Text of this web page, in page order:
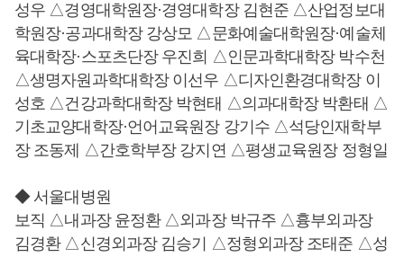
성우 △경영대학원장·경영대학장 김현준 △산업정보대
학원장·공과대학장 강상모 △문화예술대학원장·예술체
육대학장·스포츠단장 우진희 △인문과학대학장 박수천
△생명자원과학대학장 이선우 △디자인환경대학장 이
성호 △건강과학대학장 박현태 △의과대학장 박환태 △
기초교양대학장·언어교육원장 강기수 △석당인재학부
장 조동제 △간호학부장 강지연 △평생교육원장 정형일
◆ 서울대병원
보직 △내과장 윤정환 △외과장 박규주 △흉부외과장
김경환 △신경외과장 김승기 △정형외과장 조태준 △성